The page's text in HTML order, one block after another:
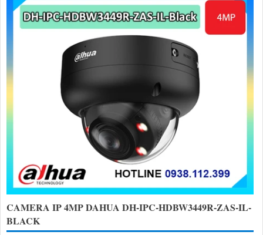
CAMERA IP 4MP DAHUA DH-IPC-HDBW3449R-ZAS-IL-
BLACK